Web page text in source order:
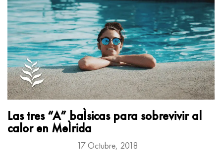
Las tres “A” baÌsicas para sobrevivir al
calor en MeÌrida
17 Octubre, 2018